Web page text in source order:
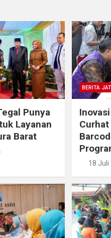
Punya
Layanan
Barat
BERITA
18 Juli